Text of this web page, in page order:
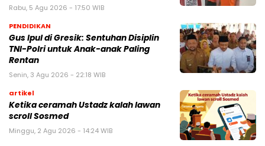
Rabu, 5 Agu 2026 - 17:50 WIB
PENDIDIKAN
Gus Ipul di Gresik: Sentuhan Disiplin
TNI-Polri untuk Anak-anak Paling
Rentan
Senin, 3 Agu 2026 - 22:18 WIB
artikel
Ketika ceramah Ustadz kalah lawan
scroll Sosmed
Minggu, 2 Agu 2026 - 14:24 WIB